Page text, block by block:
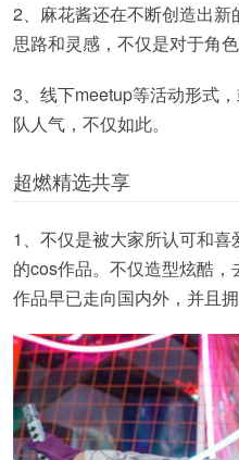
2、麻花酱还在不断创造出
思路和灵感，不仅是对于角色
3、线下meetup等活动形式
队人气，不仅如此。
超燃精选共享
1、不仅是被大家所认可和
的cos作品。不仅造型炫酷
作品早已走向国内外，并且